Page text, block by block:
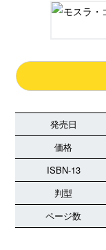
発売日
価格
ISBN-13
判型
ページ数